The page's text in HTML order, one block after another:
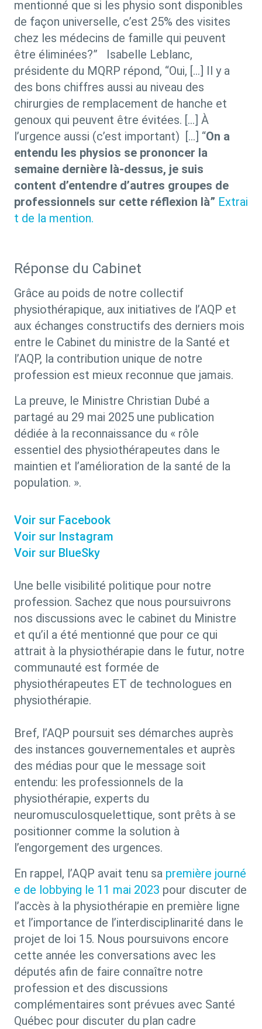
mentionné que si les physio sont disponibles
de façon universelle, c’est 25% des visites
chez les médecins de famille qui peuvent
être éliminées?” Isabelle Leblanc,
présidente du MQRP répond, “Oui, […] Il y a
des bons chiffres aussi au niveau des
chirurgies de remplacement de hanche et
genoux qui peuvent être évitées. […] À
l’urgence aussi (c’est important) […] “On a
entendu les physios se prononcer la
semaine dernière là-dessus, je suis
content d’entendre d’autres groupes de
professionnels sur cette réflexion là” Extrai
t de la mention.
Réponse du Cabinet
Grâce au poids de notre collectif
physiothérapique, aux initiatives de l’AQP et
aux échanges constructifs des derniers mois
entre le Cabinet du ministre de la Santé et
l’AQP, la contribution unique de notre
profession est mieux reconnue que jamais.
La preuve, le Ministre Christian Dubé a
partagé au 29 mai 2025 une publication
dédiée à la reconnaissance du « rôle
essentiel des physiothérapeutes dans le
maintien et l’amélioration de la santé de la
population. ».
Voir sur Facebook
Voir sur Instagram
Voir sur BlueSky
Une belle visibilité politique pour notre
profession. Sachez que nous poursuivrons
nos discussions avec le cabinet du Ministre
et qu’il a été mentionné que pour ce qui
attrait à la physiothérapie dans le futur, notre
communauté est formée de
physiothérapeutes ET de technologues en
physiothérapie.
Bref, l’AQP poursuit ses démarches auprès
des instances gouvernementales et auprès
des médias pour que le message soit
entendu: les professionnels de la
physiothérapie, experts du
neuromusculosquelettique, sont prêts à se
positionner comme la solution à
l’engorgement des urgences.
En rappel, l’AQP avait tenu sa première journé
e de lobbying le 11 mai 2023 pour discuter de
l’accès à la physiothérapie en première ligne
et l’importance de l’interdisciplinarité dans le
projet de loi 15. Nous poursuivons encore
cette année les conversations avec les
députés afin de faire connaître notre
profession et des discussions
complémentaires sont prévues avec Santé
Québec pour discuter du plan cadre